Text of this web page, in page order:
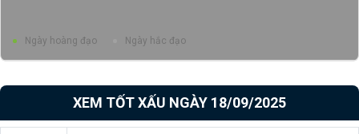
Ngày hoàng đạo Ngày hắc đạo
XEM TỐT XẤU NGÀY 18/09/2025